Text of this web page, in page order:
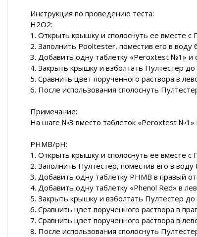
Инструкция по проведению теста:
H2O2:
1. Открыть крышку и сполоснуть ее вместе
2. Заполнить Pooltester, поместив его в воду
3. Добавить одну таблетку «Peroxtest №1» и
4. Закрыть крышку и взболтать Пултестер до
5. Сравнить цвет порученного раствора в
6. После использования сполоснуть
Примечание:
На шаге №3 вместо таблеток «Peroxtest
PHMB/pH:
1. Открыть крышку и сполоснуть ее вместе с
2. Заполнить Пултестер, поместив его в
3. Добавить одну таблетку PHMB в правый
4. Добавить одну таблетку «Phenol Red» в
5. Закрыть крышку и взболтать Пултестер до
6. Сравнить цвет порученного раствора в
7. Сравнить цвет порученного раствора в
8. После использования сполоснуть